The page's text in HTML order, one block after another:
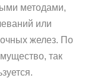
методами,
или
желез. По
так